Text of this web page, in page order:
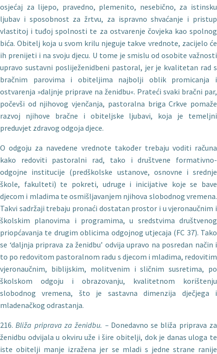
osjećaj za lijepo, pravedno, plemenito, nesebično, za istinsku
ljubav i sposobnost za žrtvu, za ispravno shvaćanje i pristup
vlastitoj i tuđoj spolnosti te za ostvarenje čovjeka kao spolnog
bića. Obitelj koja u svom krilu njeguje takve vrednote, zacijelo će
ih prenijeti i na svoju djecu. U tome je smislu od osobite važnosti
upravo sustavni posliježenidbeni pastoral, jer je kvalitetan rad s
bračnim parovima i obiteljima najbolji oblik promicanja i
ostvarenja »daljnje priprave na ženidbu«. Prateći svaki bračni par,
počevši od njihovog vjenčanja, pastoralna briga Crkve po­maže
razvoj njihove bračne i obiteljske ljubavi, koja je temeljni
preduvjet zdravog odgoja djece.
O odgoju za navedene vrednote također trebaju voditi ra­čuna
kako redoviti pastoralni rad, tako i društvene formativno-
odgojne institucije (predškolske ustanove, osnovne i srednje
škole, fakulteti) te pokreti, udruge i inicijative koje se bave
djecom i mladima te osmišljavanjem njihova slobodnog vremena.
Takvi sadržaji trebaju pronaći dostatan prostor i u vjeronaučnim i
školskim planovima i programima, u sredstvima društvenog
priopćavanja te drugim oblicima odgojnog utjecaja (FC 37). Tako
se ‘daljnja priprava za ženidbu’ odvija upravo na posredan način i
to po redovitom pastoralnom radu s djecom i mladima, redovitim
vjeronaučnim, biblijskim, molitvenim i sličnim susretima, po
školskom odgoju i obrazovanju, kvalitetnom korištenju
slobodnog vremena, što je sastavna dimenzija dječjega i
mladenačkog odrastanja.
216.Bliža priprava za ženidbu. – Donedavno se bliža priprava za
ženidbu odvijala u okviru uže i šire obitelji, dok je danas uloga te
iste obitelji manje izražena jer se mladi s jedne strane ranije